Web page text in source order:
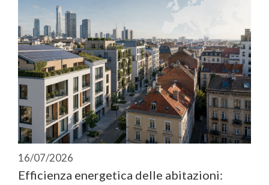
16/07/2026
Efficienza energetica delle abitazioni: